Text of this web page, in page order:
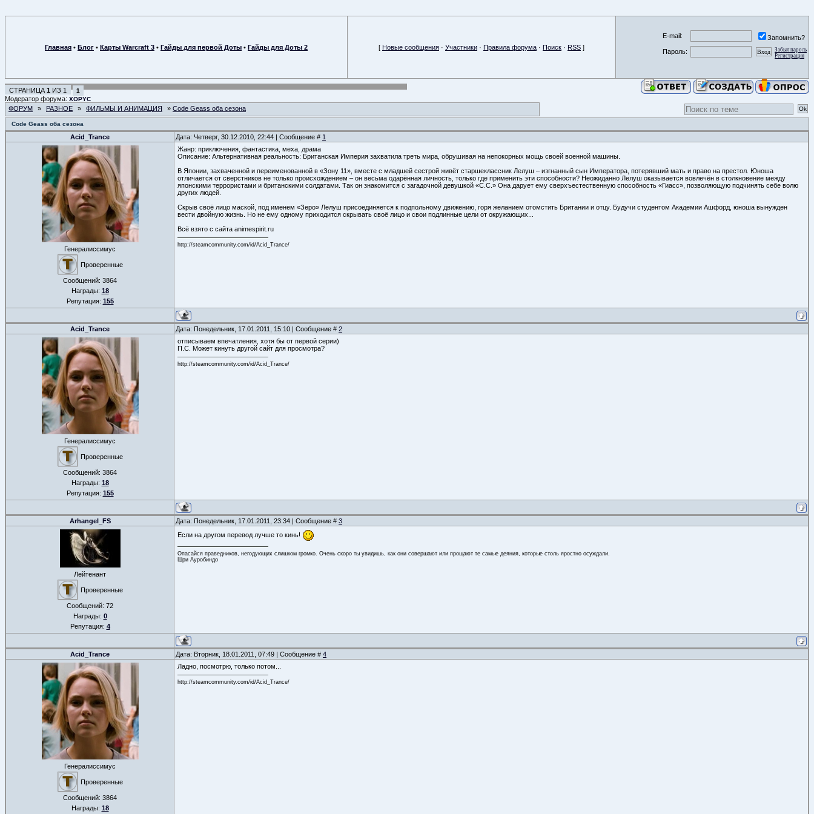
Главная • Блог • Карты Warcraft 3 • Гайды для первой Доты • Гайды для Доты 2 [ Новые сообщения · Участники · Правила форума · Поиск · RSS ]
E-mail:
Запомнить?
Пароль:
Забыл пароль
Регистрация
СТРАНИЦА 1 ИЗ 1 1
Модератор форума: XOPYC
ФОРУМ » РАЗНОЕ » ФИЛЬМЫ И АНИМАЦИЯ » Code Geass оба сезона
Code Geass оба сезона
Acid_Trance Дата: Четверг, 30.12.2010, 22:44 | Сообщение # 1
Генералиссимус
Проверенные
Сообщений: 3864
Награды: 18
Репутация: 155
Жанр: приключения, фантастика, меха, драма
Описание: Альтернативная реальность: Британская Империя захватила треть мира, обрушивая на непокорных мощь своей военной машины.
В Японии, захваченной и переименованной в «Зону 11», вместе с младшей сестрой живёт старшеклассник Лелуш – изгнанный сын Императора, потерявший мать и право на престол. Юноша
отличается от сверстников не только происхождением – он весьма одарённая личность, только где применить эти способности? Неожиданно Лелуш оказывается вовлечён в столкновение между
японскими террористами и британскими солдатами. Так он знакомится с загадочной девушкой «C.C.» Она дарует ему сверхъестественную способность «Гиасс», позволяющую подчинять себе волю
других людей.
Скрыв своё лицо маской, под именем «Зеро» Лелуш присоединяется к подпольному движению, горя желанием отомстить Британии и отцу. Будучи студентом Академии Ашфорд, юноша вынужден
вести двойную жизнь. Но не ему одному приходится скрывать своё лицо и свои подлинные цели от окружающих...
Всё взято с сайта animespirit.ru
http://steamcommunity.com/id/Acid_Trance/
Acid_Trance Дата: Понедельник, 17.01.2011, 15:10 | Сообщение # 2
Генералиссимус
Проверенные
Сообщений: 3864
Награды: 18
Репутация: 155
отписываем впечатления, хотя бы от первой серии)
П.С. Может кинуть другой сайт для просмотра?
http://steamcommunity.com/id/Acid_Trance/
Arhangel_FS Дата: Понедельник, 17.01.2011, 23:34 | Сообщение # 3
Лейтенант
Проверенные
Сообщений: 72
Награды: 0
Репутация: 4
Если на другом перевод лучше то кинь!
Опасайся праведников, негодующих слишком громко. Очень скоро ты увидишь, как они совершают или прощают те самые деяния, которые столь яростно осуждали.
Шри Ауробиндо
Acid_Trance Дата: Вторник, 18.01.2011, 07:49 | Сообщение # 4
Генералиссимус
Проверенные
Сообщений: 3864
Награды: 18
Ладно, посмотрю, только потом...
http://steamcommunity.com/id/Acid_Trance/